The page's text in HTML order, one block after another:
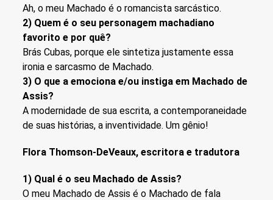
Ah, o meu Machado é o romancista sarcástico.
2) Quem é o seu personagem machadiano
favorito e por quê?
Brás Cubas, porque ele sintetiza justamente essa
ironia e sarcasmo de Machado.
3) O que a emociona e/ou instiga em Machado de
Assis?
A modernidade de sua escrita, a contemporaneidade
de suas histórias, a inventividade. Um gênio!
Flora Thomson-DeVeaux, escritora e tradutora
1) Qual é o seu Machado de Assis?
O meu Machado de Assis é o Machado de fala